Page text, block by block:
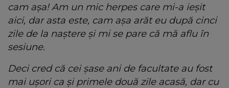
cam așa! Am un mic herpes care mi-a ieșit
aici, dar asta este, cam așa arăt eu după cinci
zile de la naștere și mi se pare că mă aflu în
sesiune.
Deci cred că cei șase ani de facultate au fost
mai ușori ca și primele două zile acasă, dar cu